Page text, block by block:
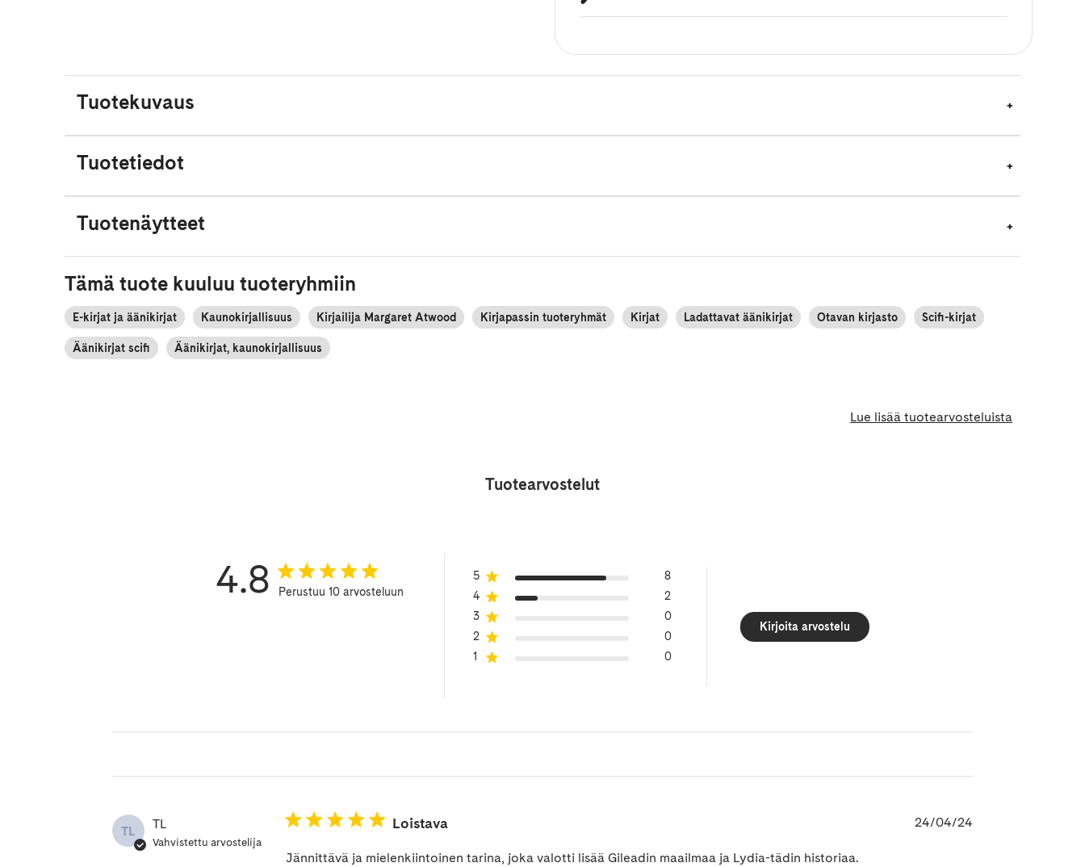
Tuotekuvaus
Tuotetiedot
Tuotenäytteet
Tämä tuote kuuluu tuoteryhmiin
E-kirjat ja äänikirjat Kaunokirjallisuus Kirjailija Margaret Atwood Kirjapassin tuoteryhmät Kirjat Ladattavat äänikirjat Otavan kirjasto Scifi-kirjat
Äänikirjat scifi Äänikirjat, kaunokirjallisuus
Lue lisää tuotearvosteluista
Tuotearvostelut
4.8 Perustuu 10 arvosteluun
5
8
4
2
3
0
2
0
1
0
Kirjoita arvostelu
TL TL
Vahvistettu arvostelija
Loistava
Jännittävä ja mielenkiintoinen tarina, joka valotti lisää Gileadin maailmaa ja Lydia-tädin historiaa.
24/04/24